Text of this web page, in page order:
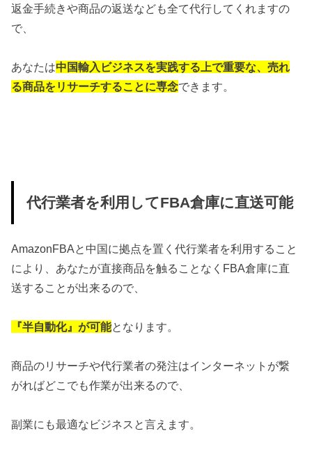
返金手続きや商品の返送なども全て代行してくれますの
で、
あなたは中国輸入ビジネスを実践する上で重要な、売れ
る商品をリサーチすることに専念できます。
代行業者を利用してFBA倉庫に直送可能
AmazonFBAと中国に拠点を置く代行業者を利用すること
により、あなたが直接商品を触ることなくFBA倉庫に直
送することが出来るので、
『半自動化』が可能となります。
商品のリサーチや代行業者の発注はインターネットが繋
がればどこでも作業が出来るので、
副業にも最適なビジネスと言えます。